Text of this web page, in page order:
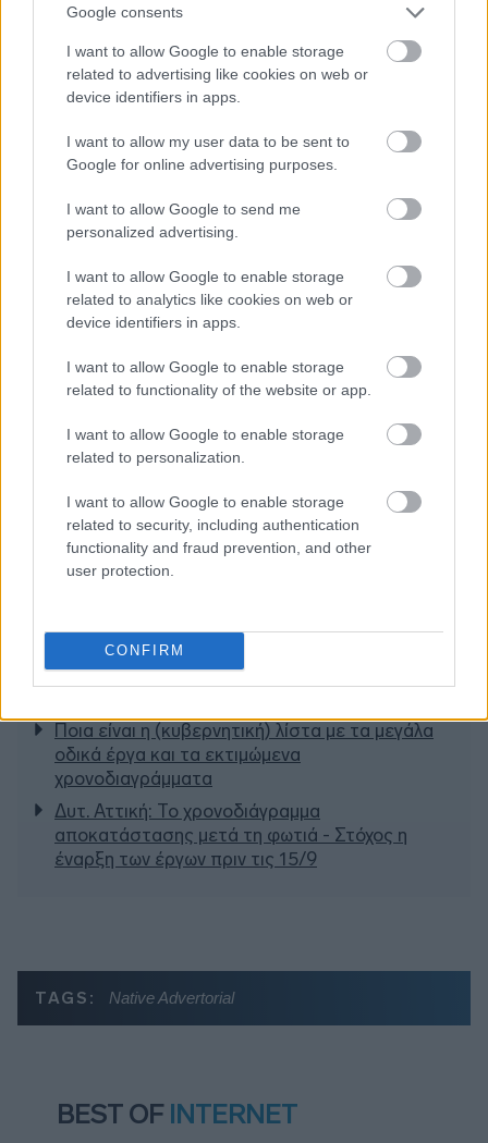
Google consents
I want to allow Google to enable storage
related to advertising like cookies on web or
device identifiers in apps.
I want to allow my user data to be sent to
Google for online advertising purposes.
I want to allow Google to send me
personalized advertising.
I want to allow Google to enable storage
related to analytics like cookies on web or
device identifiers in apps.
I want to allow Google to enable storage
related to functionality of the website or app.
I want to allow Google to enable storage
related to personalization.
I want to allow Google to enable storage
related to security, including authentication
functionality and fraud prevention, and other
user protection.
CONFIRM
την ανδρική γονιμότητα. Για το λόγο αυτό η
Society for Male Reproduction and Urology
(SMRU) και η Society for the Study of Male
Reproduction (SSMR) συνέστησαν τον Ιανουάριο
εμβολιαστούν, να προχωρήσουν κανονικά χωρίς
Κατά συνέπεια οι άνδρες που πρέπει να
εμβολιαστούν μπορούν να προχωρήσουν στον
εμβολιασμό γιατί τα εμβόλια με τα μέχρι τώρα
δεδομένα είναι ασφαλή και αποτελούν τους
σύγχρονους ήρωες που θα πολεμήσουν τις
δεισιδαιμονίες, τους δράκους και τις μάγισσες.
Ακολουθήστε τοinsider.gr στο Google News
και μάθετε
πρώτοι όλες τιςειδήσειςαπό την Ελλάδα και τον κόσμο.
στοιχηματικές - Ποιος επισκέφθηκε τα
πυρόπληκτα ζωάκια - Το μισογεμάτο ποτήρι
Ποια είναι η (κυβερνητική) λίστα με τα μεγάλα
οδικά έργα και τα εκτιμώμενα
χρονοδιαγράμματα
Δυτ. Αττική: Το χρονοδιάγραμμα
αποκατάστασης μετά τη φωτιά - Στόχος η
έναρξη των έργων πριν τις 15/9
TAGS: Native Advertorial
BEST OF INTERNET